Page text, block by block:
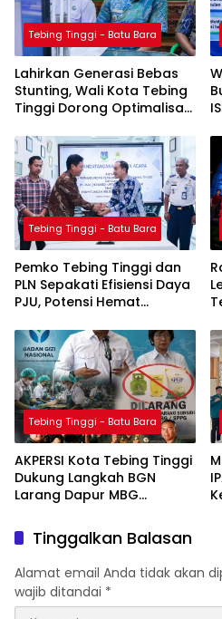
Tebing Tinggi - Batu Bara
Lahirkan Generasi Bebas
Stunting, Wali Kota Tebing
Tinggi Dorong Optimalisasi
Tebing Tinggi - Batu Bara
Pemko Tebing Tinggi dan
PLN Sepakati Efisiensi Daya
PJU, Potensi Hemat
Juta Rupiah per Bulan
Tebing Tinggi - Batu Bara
AKPERSI Kota Tebing Tinggi
Dukung Langkah BGN
Larang Dapur MBG
Minyakita, dan Beras SPHP
Tinggalkan Balasan
Alamat email Anda tidak akan
wajib ditandai *